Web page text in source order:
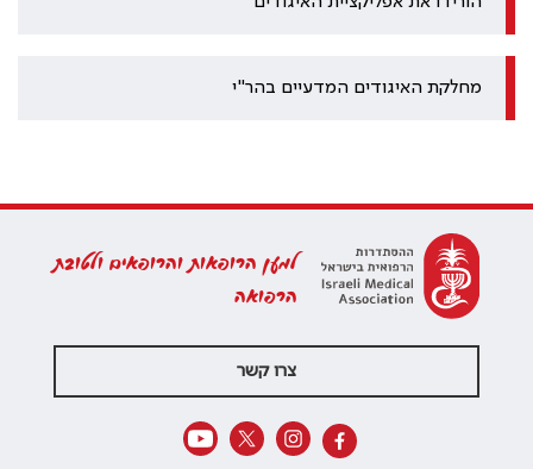
מחלקת האיגודים המדעיים בהר"י
למען הרופאות והרופאים ולטובת
הרפואה
צרו קשר